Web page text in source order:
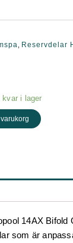
Reservdelar
kvar i lager
14AX Bifold
som är